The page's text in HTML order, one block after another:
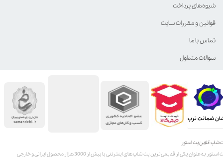
شاپ آنلاین پت استور
پت استور به عنوان یکی از قدیمی‌ترین پت شاپ های اینترنتی با بیش از 3000 هزار محصول ایرانی و خارجی
ضمانت ترب
شیوه‌های پرداخت
قوانین و مقررات سایت
تماس با ما
سوالات متداول